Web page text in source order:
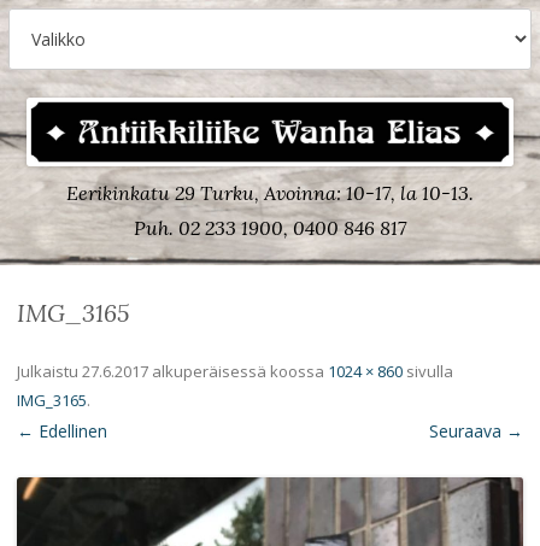
Eerikinkatu 29 Turku, Avoinna: 10-17, la 10-13.
Puh. 02 233 1900, 0400 846 817
IMG_3165
Julkaistu 27.6.2017 alkuperäisessä koossa 1024 × 860 sivulla
IMG_3165.
← Edellinen Seuraava →